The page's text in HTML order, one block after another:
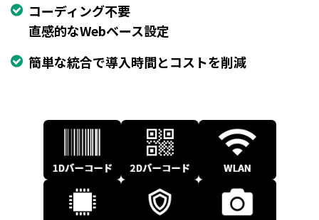
コーディング不要
直感的なWebベース設定
簡単な統合で導入時間とコストを削減